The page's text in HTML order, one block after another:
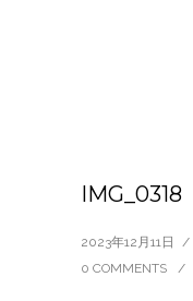
IMG_0318
2023年12月11日 /
0 COMMENTS
/